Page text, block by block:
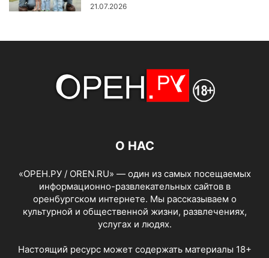
21.07.2026
О НАС
«ОРЕН.РУ / OREN.RU» — один из самых посещаемых
информационно-развлекательных сайтов в
оренбургском интернете. Мы рассказываем о
культурной и общественной жизни, развлечениях,
услугах и людях.
Настоящий ресурс может содержать материалы 18+